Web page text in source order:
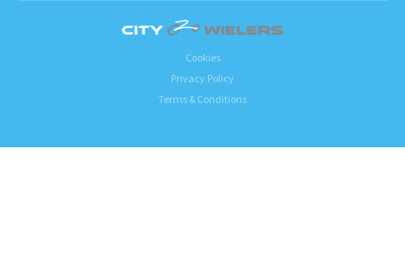
Cookies
Privacy Policy
Terms & Conditions